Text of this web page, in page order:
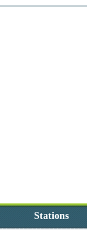
Stations